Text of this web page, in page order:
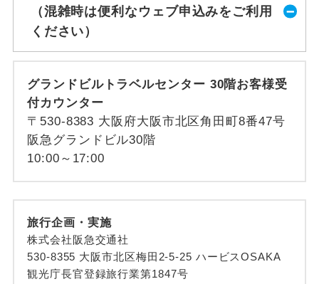
（混雑時は便利なウェブ申込みをご利用
ください）
グランドビルトラベルセンター 30階お客様受
付カウンター
〒530-8383 大阪府大阪市北区角田町8番47号
阪急グランドビル30階
10:00～17:00
旅行企画・実施
株式会社阪急交通社
530-8355 大阪市北区梅田2-5-25 ハービスOSAKA
観光庁長官登録旅行業第1847号